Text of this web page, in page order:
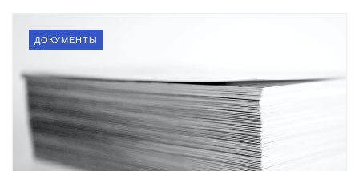
ДОКУМЕНТЫ